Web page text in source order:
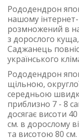
Рододендрон
нашому інтернет-
розмножений в
з дорослого куща,
Саджанець
українського
Рододендрон
щільною,
середньою
приблизно 7 - 8
досягає висоти
см. в дорослому
та висотою 80 см.